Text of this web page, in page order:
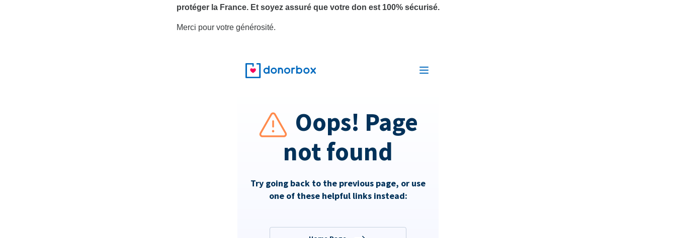
protéger la France. Et soyez assuré que votre don est 100% sécurisé.
Merci pour votre générosité.